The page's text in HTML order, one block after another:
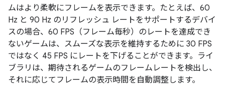
ムはより柔軟にフレームを表示できます。たとえば、60
Hz と 90 Hz のリフレッシュ レートをサポートするデバイ
スの場合、60 FPS（フレーム毎秒）のレートを達成でき
ないゲームは、スムーズな表示を維持するために 30 FPS
ではなく 45 FPS にレートを下げることができます。ライ
ブラリは、期待されるゲームのフレームレートを検出し、
それに応じてフレームの表示時間を自動調整します。